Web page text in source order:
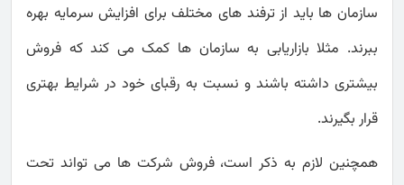
سازمان ها باید از ترفند های مختلف برای افزایش سرمایه بهره
ببرند. مثلا بازاریابی به سازمان ها کمک می کند که فروش
بیشتری داشته باشند و نسبت به رقبای خود در شرایط بهتری
قرار بگیرند.
همچنین لازم به ذکر است، فروش شرکت ها می تواند تحت